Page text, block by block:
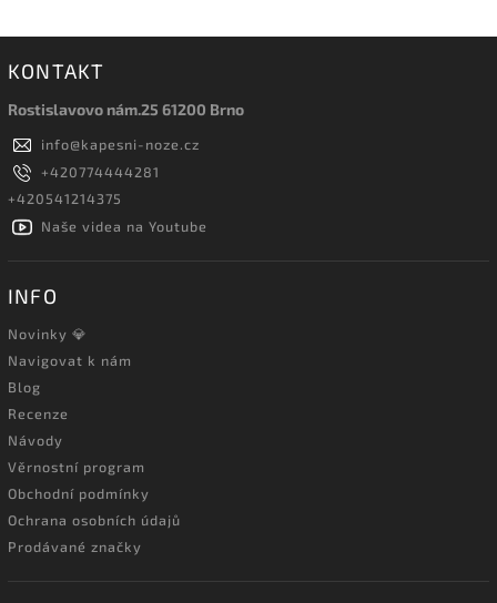
KONTAKT
Rostislavovo nám.25 61200 Brno
info@kapesni-noze.cz
+420774444281
+420541214375
Naše videa na Youtube
INFO
Novinky 💎
Navigovat k nám
Blog
Recenze
Návody
Věrnostní program
Obchodní podmínky
Ochrana osobních údajů
Prodávané značky